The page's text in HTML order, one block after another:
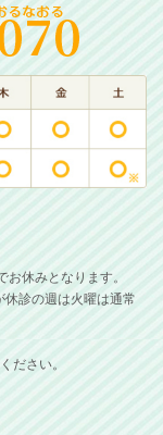
休みとなります。
休診の週は火曜は通常
ださい。